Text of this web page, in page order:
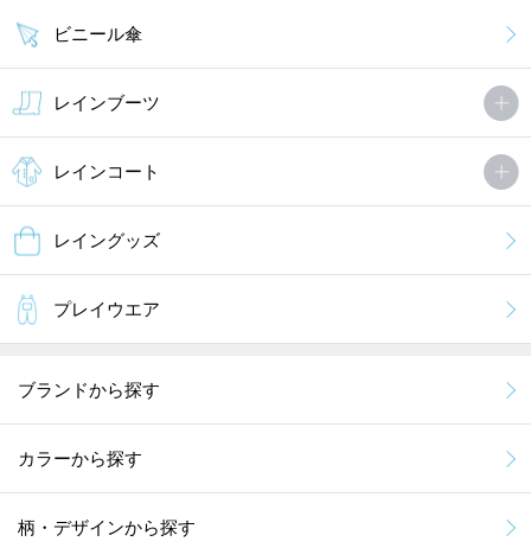
ビニール傘
レインブーツ
レインコート
レイングッズ
プレイウエア
ブランドから探す
カラーから探す
柄・デザインから探す